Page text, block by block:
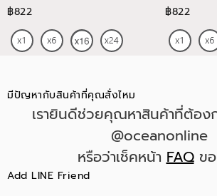
฿822
฿822
มีปัญหากับสินค้าที่คุณสั่งไหม
เรายินดีช่วยคุณหาสินค้าที่ต้อง
@oceanonline
หรือว่าเช็คหน้าFAQขอ
Add LINE Friend